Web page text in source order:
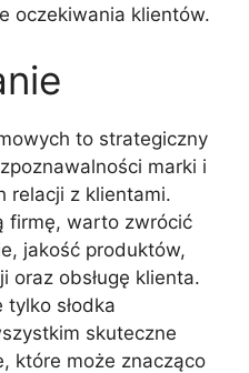
oczekiwania klientów.
to strategiczny
marki i
relacji z klientami.
firmę, warto zwrócić
jakość produktów,
oraz obsługę klienta.
słodka
skuteczne
które może znacząco